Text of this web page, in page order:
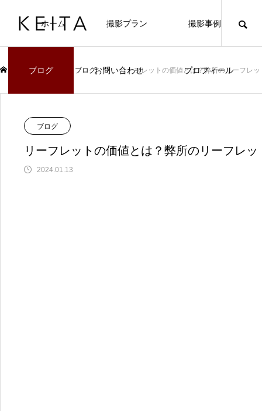
ホーム 撮影プラン 撮影事例
ブログ お問い合わせ プロフィール
ブログ ブログ リーフレットの価値とは？弊所のリーフレ
ブログ
リーフレットの価値とは？弊所のリーフレ
2024.01.13